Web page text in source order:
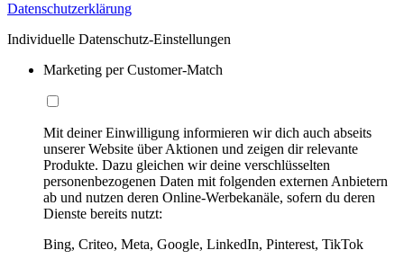
Datenschutzerklärung
Individuelle Datenschutz-Einstellungen
Marketing per Customer-Match
Mit deiner Einwilligung informieren wir dich auch abseits
unserer Website über Aktionen und zeigen dir relevante
Produkte. Dazu gleichen wir deine verschlüsselten
personenbezogenen Daten mit folgenden externen Anbietern
ab und nutzen deren Online-Werbekanäle, sofern du deren
Dienste bereits nutzt:
Bing, Criteo, Meta, Google, LinkedIn, Pinterest, TikTok